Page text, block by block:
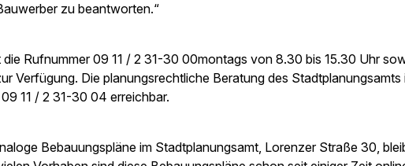
zu beantworten.“
Rufnummer 09 11 / 2 31-30 00montags von 8.30 bis 15.30 Uhr
Verfügung. Die planungsrechtliche Beratung des
11 / 2 31-30 04 erreichbar.
Bebauungspläne im Stadtplanungsamt, Lorenzer Straße 30,